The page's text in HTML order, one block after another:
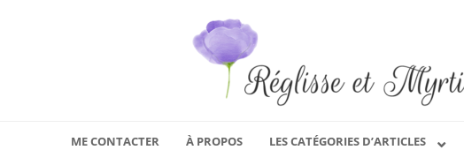
ME CONTACTER À PROPOS LES CATÉGORIES D’ARTICLES